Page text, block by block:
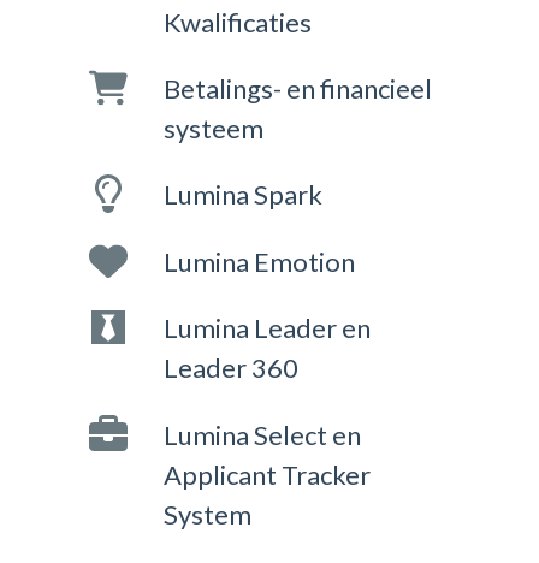
Kwalificaties
Betalings- en financieel
systeem
Lumina Spark
Lumina Emotion
Lumina Leader en
Leader 360
Lumina Select en
Applicant Tracker
System